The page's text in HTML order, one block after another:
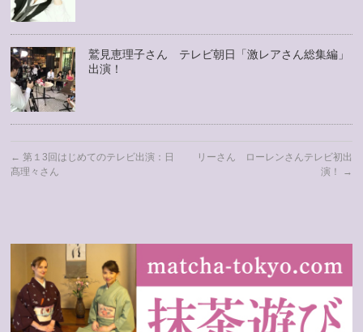
鷲見恵理子さん テレビ朝日「激レアさん総集編」
出演！
← 第１3回はじめてのテレビ出演：日
髙理々さん
リーさん ローレンさんテレビ初出
演！
→